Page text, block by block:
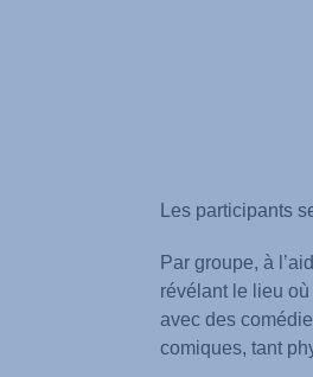
Les participants
Par groupe, à
révélant le lieu
avec des
comiques, tant